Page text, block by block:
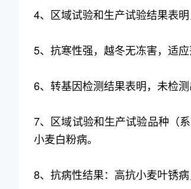
4、区域试验和生产试验结果表明
5、抗寒性强，越冬无冻害，适应
6、转基因检测结果表明，未检
7、区域试验和生产试验品种（
小麦白粉病。
8、抗病性结果：高抗小麦叶锈病